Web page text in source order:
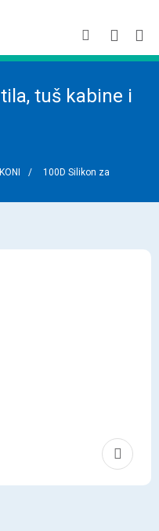
tuš kabine i
100D Silikon za